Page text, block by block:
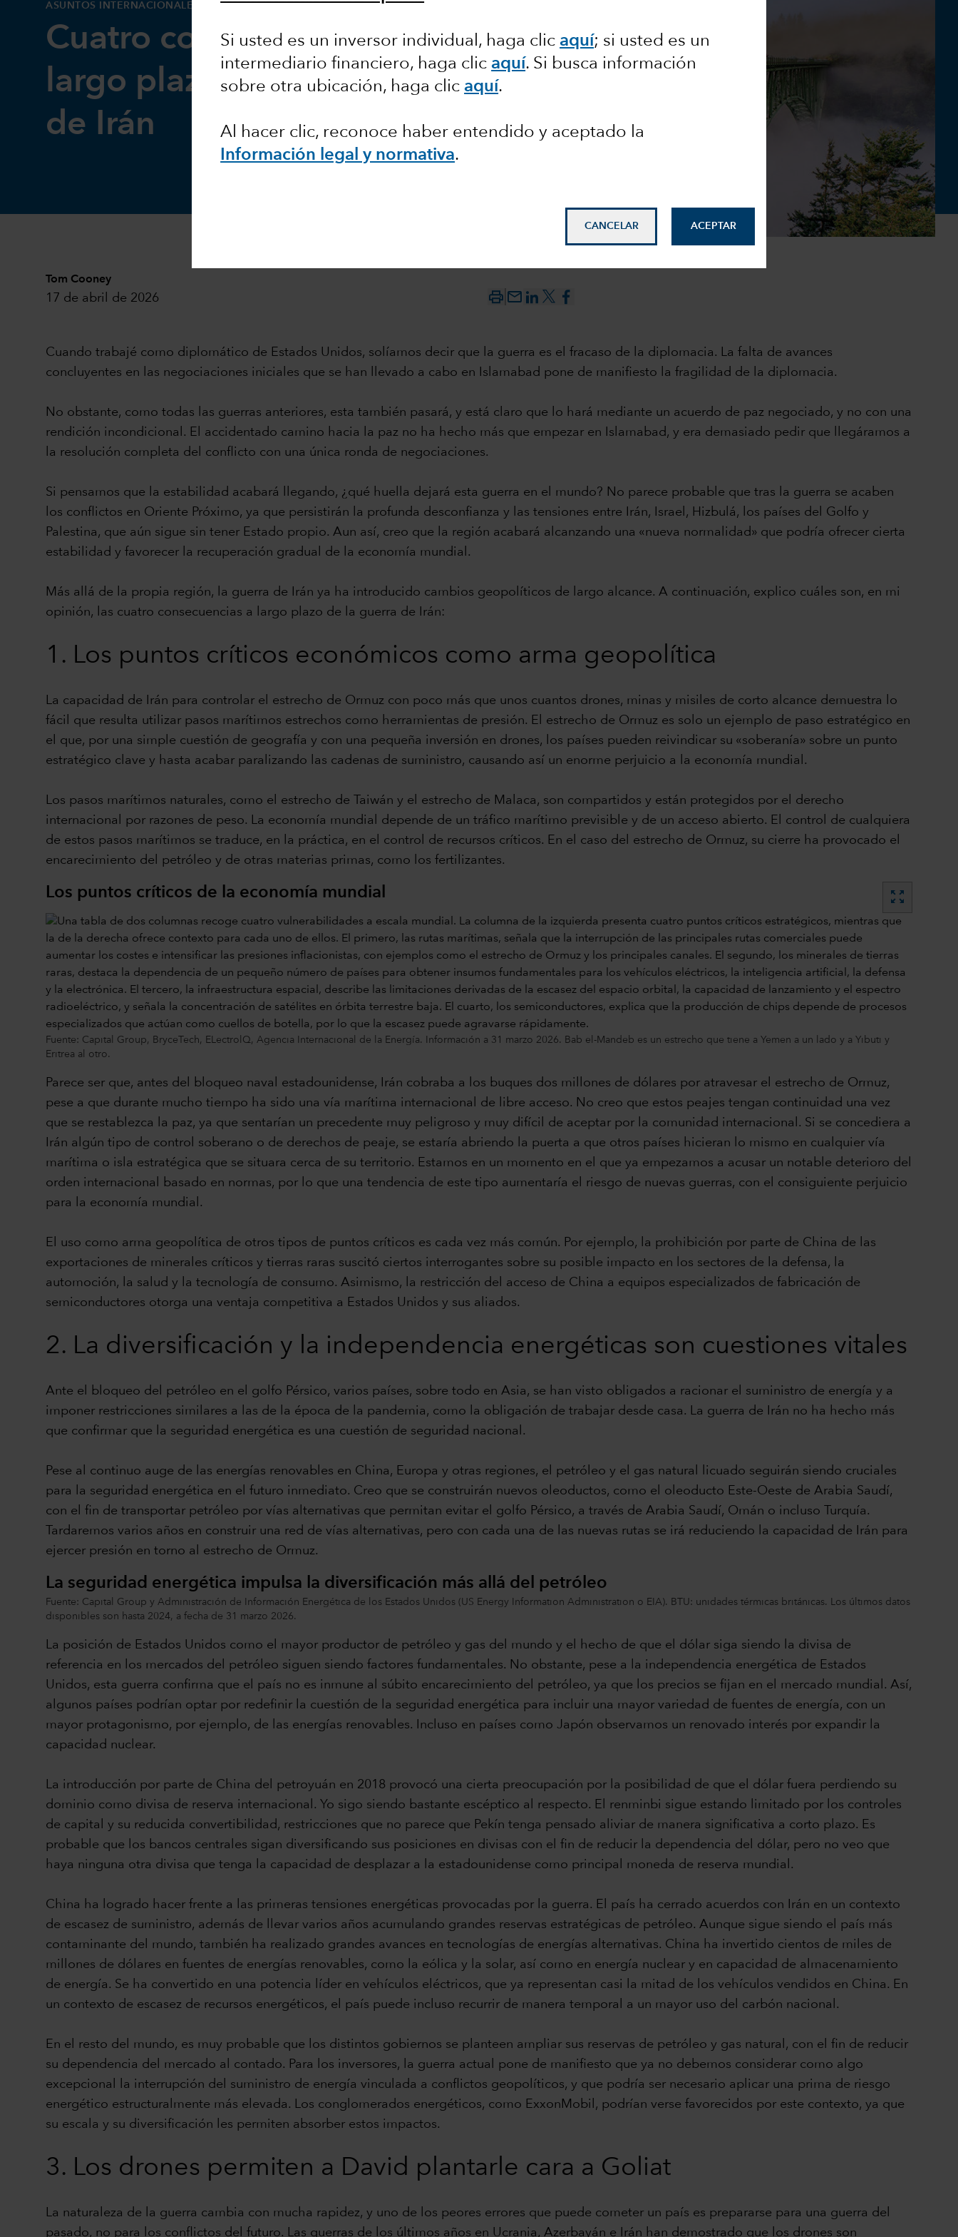
Si usted es un inversor individual, haga clic aquí; si usted es un
intermediario financiero, haga clic aquí. Si busca información
sobre otra ubicación, haga clic aquí.
Al hacer clic, reconoce haber entendido y aceptado la
Información legal y normativa.
CANCELAR ACEPTAR
ASUNTOS INTERNACIONALES
Cuatro consecuencias a
largo plazo de la guerra
de Irán
Tom Cooney
17 de abril de 2026 mail_outline
Cuando trabajé como diplomático de Estados Unidos, solíamos decir que la guerra es el fracaso de la diplomacia. La falta de avances
concluyentes en las negociaciones iniciales que se han llevado a cabo en Islamabad pone de manifiesto la fragilidad de la diplomacia.
No obstante, como todas las guerras anteriores, esta también pasará, y está claro que lo hará mediante un acuerdo de paz negociado, y no con una
rendición incondicional. El accidentado camino hacia la paz no ha hecho más que empezar en Islamabad, y era demasiado pedir que llegáramos a
la resolución completa del conflicto con una única ronda de negociaciones.
Si pensamos que la estabilidad acabará llegando, ¿qué huella dejará esta guerra en el mundo? No parece probable que tras la guerra se acaben
los conflictos en Oriente Próximo, ya que persistirán la profunda desconfianza y las tensiones entre Irán, Israel, Hizbulá, los países del Golfo y
Palestina, que aún sigue sin tener Estado propio. Aun así, creo que la región acabará alcanzando una «nueva normalidad» que podría ofrecer cierta
estabilidad y favorecer la recuperación gradual de la economía mundial.
Más allá de la propia región, la guerra de Irán ya ha introducido cambios geopolíticos de largo alcance. A continuación, explico cuáles son, en mi
opinión, las cuatro consecuencias a largo plazo de la guerra de Irán:
1. Los puntos críticos económicos como arma geopolítica
La capacidad de Irán para controlar el estrecho de Ormuz con poco más que unos cuantos drones, minas y misiles de corto alcance demuestra lo
fácil que resulta utilizar pasos marítimos estrechos como herramientas de presión. El estrecho de Ormuz es solo un ejemplo de paso estratégico en
el que, por una simple cuestión de geografía y con una pequeña inversión en drones, los países pueden reivindicar su «soberanía» sobre un punto
estratégico clave y hasta acabar paralizando las cadenas de suministro, causando así un enorme perjuicio a la economía mundial.
Los pasos marítimos naturales, como el estrecho de Taiwán y el estrecho de Malaca, son compartidos y están protegidos por el derecho
internacional por razones de peso. La economía mundial depende de un tráfico marítimo previsible y de un acceso abierto. El control de cualquiera
de estos pasos marítimos se traduce, en la práctica, en el control de recursos críticos. En el caso del estrecho de Ormuz, su cierre ha provocado el
encarecimiento del petróleo y de otras materias primas, como los fertilizantes.
Los puntos críticos de la economía mundial zoom_out_map
Fuente: Capital Group, BryceTech, ELectrolQ, Agencia Internacional de la Energía. Información a 31 marzo 2026. Bab el-Mandeb es un estrecho que tiene a Yemen a un lado y a Yibuti y
Eritrea al otro.
Parece ser que, antes del bloqueo naval estadounidense, Irán cobraba a los buques dos millones de dólares por atravesar el estrecho de Ormuz,
pese a que durante mucho tiempo ha sido una vía marítima internacional de libre acceso. No creo que estos peajes tengan continuidad una vez
que se restablezca la paz, ya que sentarían un precedente muy peligroso y muy difícil de aceptar por la comunidad internacional. Si se concediera a
Irán algún tipo de control soberano o de derechos de peaje, se estaría abriendo la puerta a que otros países hicieran lo mismo en cualquier vía
marítima o isla estratégica que se situara cerca de su territorio. Estamos en un momento en el que ya empezamos a acusar un notable deterioro del
orden internacional basado en normas, por lo que una tendencia de este tipo aumentaría el riesgo de nuevas guerras, con el consiguiente perjuicio
para la economía mundial.
El uso como arma geopolítica de otros tipos de puntos críticos es cada vez más común. Por ejemplo, la prohibición por parte de China de las
exportaciones de minerales críticos y tierras raras suscitó ciertos interrogantes sobre su posible impacto en los sectores de la defensa, la
automoción, la salud y la tecnología de consumo. Asimismo, la restricción del acceso de China a equipos especializados de fabricación de
semiconductores otorga una ventaja competitiva a Estados Unidos y sus aliados.
2. La diversificación y la independencia energéticas son cuestiones vitales
Ante el bloqueo del petróleo en el golfo Pérsico, varios países, sobre todo en Asia, se han visto obligados a racionar el suministro de energía y a
imponer restricciones similares a las de la época de la pandemia, como la obligación de trabajar desde casa. La guerra de Irán no ha hecho más
que confirmar que la seguridad energética es una cuestión de seguridad nacional.
Pese al continuo auge de las energías renovables en China, Europa y otras regiones, el petróleo y el gas natural licuado seguirán siendo cruciales
para la seguridad energética en el futuro inmediato. Creo que se construirán nuevos oleoductos, como el oleoducto Este-Oeste de Arabia Saudí,
con el fin de transportar petróleo por vías alternativas que permitan evitar el golfo Pérsico, a través de Arabia Saudí, Omán o incluso Turquía.
Tardaremos varios años en construir una red de vías alternativas, pero con cada una de las nuevas rutas se irá reduciendo la capacidad de Irán para
ejercer presión en torno al estrecho de Ormuz.
La seguridad energética impulsa la diversificación más allá del petróleo
Fuente: Capital Group y Administración de Información Energética de los Estados Unidos (US Energy Information Administration o EIA). BTU: unidades térmicas británicas. Los últimos datos
disponibles son hasta 2024, a fecha de 31 marzo 2026.
La posición de Estados Unidos como el mayor productor de petróleo y gas del mundo y el hecho de que el dólar siga siendo la divisa de
referencia en los mercados del petróleo siguen siendo factores fundamentales. No obstante, pese a la independencia energética de Estados
Unidos, esta guerra confirma que el país no es inmune al súbito encarecimiento del petróleo, ya que los precios se fijan en el mercado mundial. Así,
algunos países podrían optar por redefinir la cuestión de la seguridad energética para incluir una mayor variedad de fuentes de energía, con un
mayor protagonismo, por ejemplo, de las energías renovables. Incluso en países como Japón observamos un renovado interés por expandir la
capacidad nuclear.
La introducción por parte de China del petroyuán en 2018 provocó una cierta preocupación por la posibilidad de que el dólar fuera perdiendo su
dominio como divisa de reserva internacional. Yo sigo siendo bastante escéptico al respecto. El renminbi sigue estando limitado por los controles
de capital y su reducida convertibilidad, restricciones que no parece que Pekín tenga pensado aliviar de manera significativa a corto plazo. Es
probable que los bancos centrales sigan diversificando sus posiciones en divisas con el fin de reducir la dependencia del dólar, pero no veo que
haya ninguna otra divisa que tenga la capacidad de desplazar a la estadounidense como principal moneda de reserva mundial.
China ha logrado hacer frente a las primeras tensiones energéticas provocadas por la guerra. El país ha cerrado acuerdos con Irán en un contexto
de escasez de suministro, además de llevar varios años acumulando grandes reservas estratégicas de petróleo. Aunque sigue siendo el país más
contaminante del mundo, también ha realizado grandes avances en tecnologías de energías alternativas. China ha invertido cientos de miles de
millones de dólares en fuentes de energías renovables, como la eólica y la solar, así como en energía nuclear y en capacidad de almacenamiento
de energía. Se ha convertido en una potencia líder en vehículos eléctricos, que ya representan casi la mitad de los vehículos vendidos en China. En
un contexto de escasez de recursos energéticos, el país puede incluso recurrir de manera temporal a un mayor uso del carbón nacional.
En el resto del mundo, es muy probable que los distintos gobiernos se planteen ampliar sus reservas de petróleo y gas natural, con el fin de reducir
su dependencia del mercado al contado. Para los inversores, la guerra actual pone de manifiesto que ya no debemos considerar como algo
excepcional la interrupción del suministro de energía vinculada a conflictos geopolíticos, y que podría ser necesario aplicar una prima de riesgo
energético estructuralmente más elevada. Los conglomerados energéticos, como ExxonMobil, podrían verse favorecidos por este contexto, ya que
su escala y su diversificación les permiten absorber estos impactos.
3. Los drones permiten a David plantarle cara a Goliat
La naturaleza de la guerra cambia con mucha rapidez, y uno de los peores errores que puede cometer un país es prepararse para una guerra del
pasado, no para los conflictos del futuro. Las guerras de los últimos años en Ucrania, Azerbayán e Irán han demostrado que los drones son